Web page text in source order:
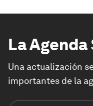
La Agenda
Una actualización
importantes de la